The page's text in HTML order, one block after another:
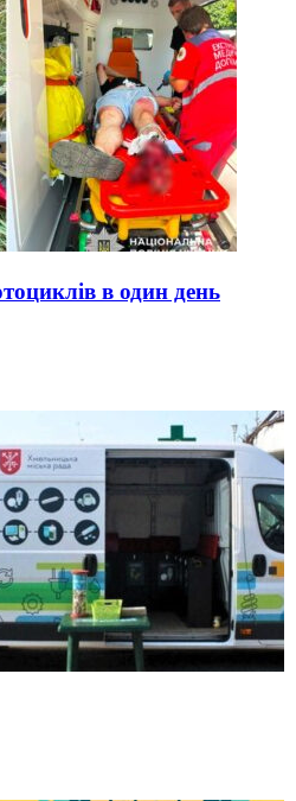
в один день